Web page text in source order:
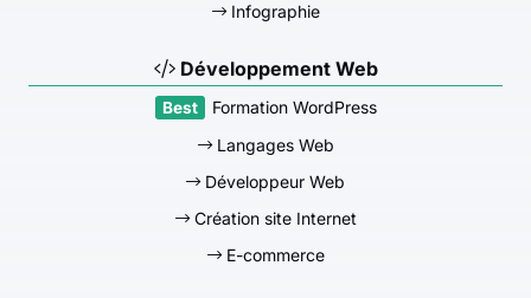
Infographie
Développement Web
Formation WordPress
Langages Web
Développeur Web
Création site Internet
E-commerce